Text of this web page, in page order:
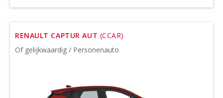
RENAULT CAPTUR AUT (CCAR)
Of gelijkwaardig / Personenauto